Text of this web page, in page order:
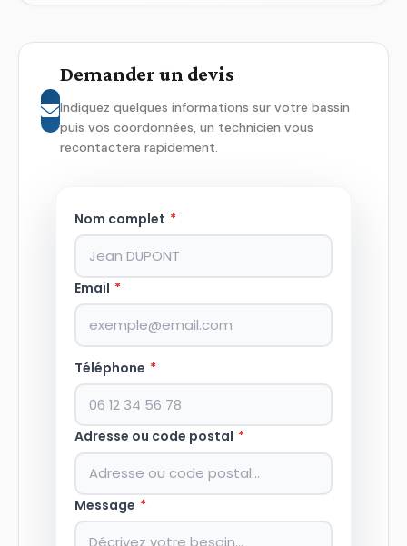
Demander un devis
Indiquez quelques informations sur votre bassin
puis vos coordonnées, un technicien vous
recontactera rapidement.
Nom complet *
Email *
Téléphone *
Adresse ou code postal *
Message *